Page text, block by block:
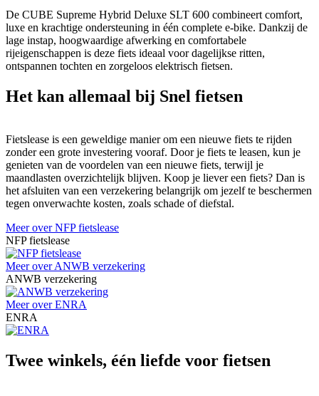
De CUBE Supreme Hybrid Deluxe SLT 600 combineert comfort,
luxe en krachtige ondersteuning in één complete e-bike. Dankzij de
lage instap, hoogwaardige afwerking en comfortabele
rijeigenschappen is deze fiets ideaal voor dagelijkse ritten,
ontspannen tochten en zorgeloos elektrisch fietsen.
Het kan allemaal bij Snel fietsen
Fietslease is een geweldige manier om een nieuwe fiets te rijden
zonder een grote investering vooraf. Door je fiets te leasen, kun je
genieten van de voordelen van een nieuwe fiets, terwijl je
maandlasten overzichtelijk blijven. Koop je liever een fiets? Dan is
het afsluiten van een verzekering belangrijk om jezelf te beschermen
tegen onverwachte kosten, zoals schade of diefstal.
Meer over NFP fietslease
NFP fietslease
Meer over ANWB verzekering
ANWB verzekering
Meer over ENRA
ENRA
Twee winkels, één liefde voor fietsen